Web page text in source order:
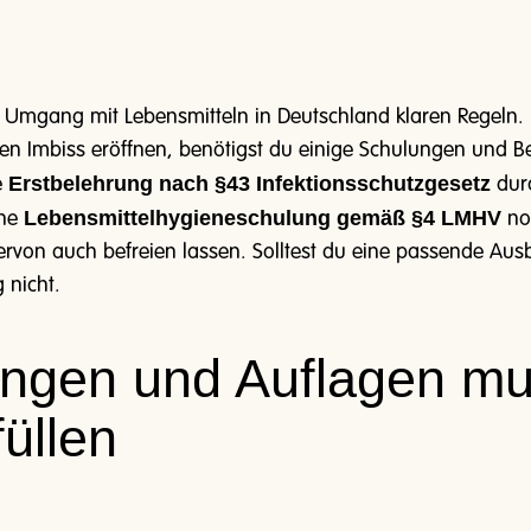
mit Lebensmitteln in Deutschland klaren
Imbiss eröffnen, benötigst du einige Schulungen und
Erstbelehrung nach §43 Infektionsschutzgesetz
Lebensmittelhygieneschulung gemäß §4 LMHV
auch befreien lassen. Solltest du eine passende
nicht.
und Auflagen